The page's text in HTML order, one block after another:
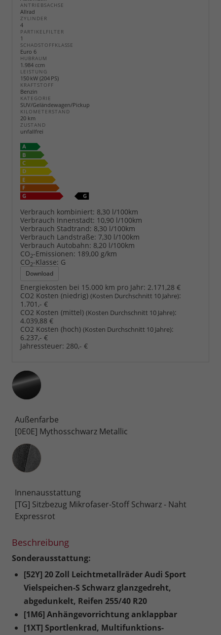
ANTRIEBSACHSE
Allrad
ZYLINDER
4
PARTIKELFILTER
1
SCHADSTOFFKLASSE
Euro 6
HUBRAUM
1.984 ccm
LEISTUNG
150 kW (204 PS)
KRAFTSTOFF
Benzin
KATEGORIE
SUV/Geländewagen/Pickup
KILOMETERSTAND
20 km
ZUSTAND
unfallfrei
Verbrauch kombiniert: 8,30 l/100km
Verbrauch Innenstadt: 10,90 l/100km
Verbrauch Stadtrand: 8,30 l/100km
Verbrauch Landstraße: 7,30 l/100km
Verbrauch Autobahn: 8,20 l/100km
CO2-Emissionen: 189,00 g/km
CO2-Klasse: G
Download
Energiekosten bei 15.000 km pro Jahr: 2.171,28 €
CO2 Kosten (niedrig) (Kosten Durchschnitt 10 Jahre):
1.701,- €
CO2 Kosten (mittel) (Kosten Durchschnitt 10 Jahre):
4.039,88 €
CO2 Kosten (hoch) (Kosten Durchschnitt 10 Jahre):
6.237,- €
Jahressteuer: 280,- €
Außenfarbe
[0E0E] Mythosschwarz Metallic
Innenausstattung
Innenausstattung
[TG] Sitzbezug Mikrofaser-Stoff Schwarz - Naht
Expressrot
Beschreibung
Sonderausstattung:
[52Y] 20 Zoll Leichtmetallräder Audi Sport
Vielspeichen-S Schwarz glanzgedreht,
abgedunkelt, Reifen 255/40 R20
[1M6] Anhängevorrichtung anklappbar
[1XT] Sportlenkrad, Multifunktions-